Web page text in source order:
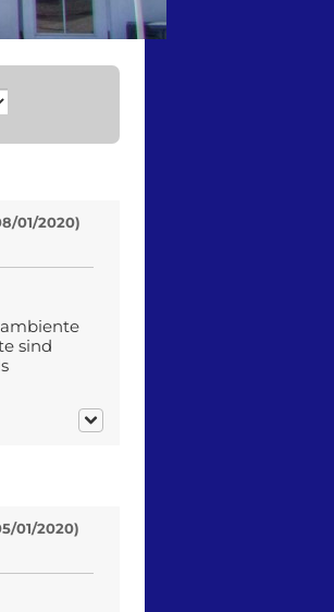
01/2020)
sind
01/2020)